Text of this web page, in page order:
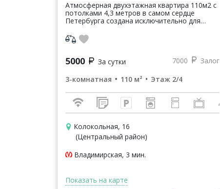
Атмосферная двухэтажная квартира 110м2 с
потолками 4,3 метров в самом сердце
Петербурга создана исключительно для
оригинальные кирпичи на стенах,
отреставриров...
5000 За сутки 7000
Залог
3-комнатная
110 м² Этаж 2/4
Колокольная, 16
(Центральный район)
Владимирская, 3 мин.
Показать на карте